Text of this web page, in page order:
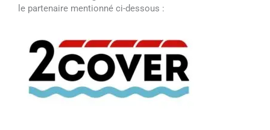
le partenaire mentionné ci-dessous :